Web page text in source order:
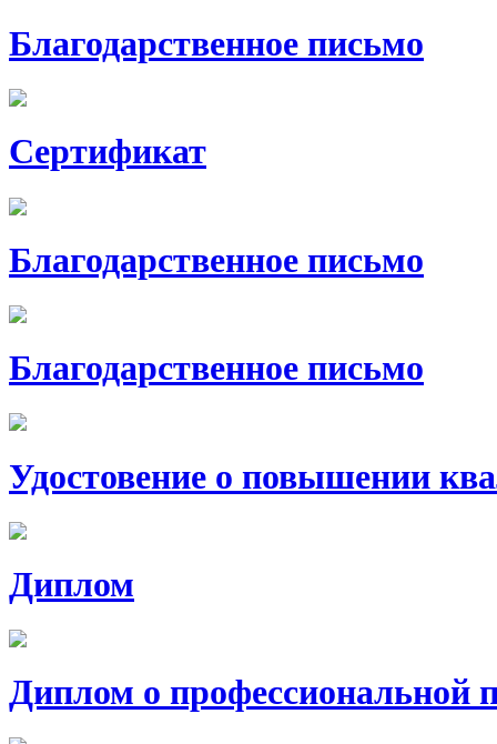
Благодарственное письмо
Сертификат
Благодарственное письмо
Благодарственное письмо
Удостовение о повышении
Диплом
Диплом о профессиональной